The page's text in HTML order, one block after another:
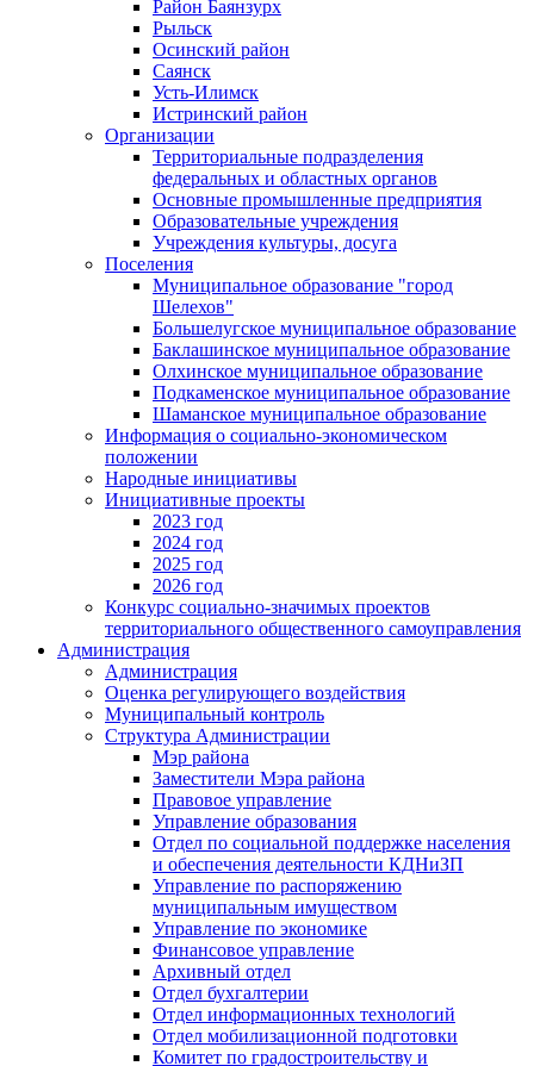
Район Баянзурх
Рыльск
Осинский район
Саянск
Усть-Илимск
Истринский район
Организации
Территориальные подразделения
федеральных и областных органов
Основные промышленные предприятия
Образовательные учреждения
Учреждения культуры, досуга
Поселения
Муниципальное образование "город
Шелехов"
Большелугское муниципальное образование
Баклашинское муниципальное образование
Олхинское муниципальное образование
Подкаменское муниципальное образование
Шаманское муниципальное образование
Информация о социально-экономическом
положении
Народные инициативы
Инициативные проекты
2023 год
2024 год
2025 год
2026 год
Конкурс социально-значимых проектов
территориального общественного самоуправления
Администрация
Администрация
Оценка регулирующего воздействия
Муниципальный контроль
Структура Администрации
Мэр района
Заместители Мэра района
Правовое управление
Управление образования
Отдел по социальной поддержке населения
и обеспечения деятельности КДНиЗП
Управление по распоряжению
муниципальным имуществом
Управление по экономике
Финансовое управление
Архивный отдел
Отдел бухгалтерии
Отдел информационных технологий
Отдел мобилизационной подготовки
Комитет по градостроительству и